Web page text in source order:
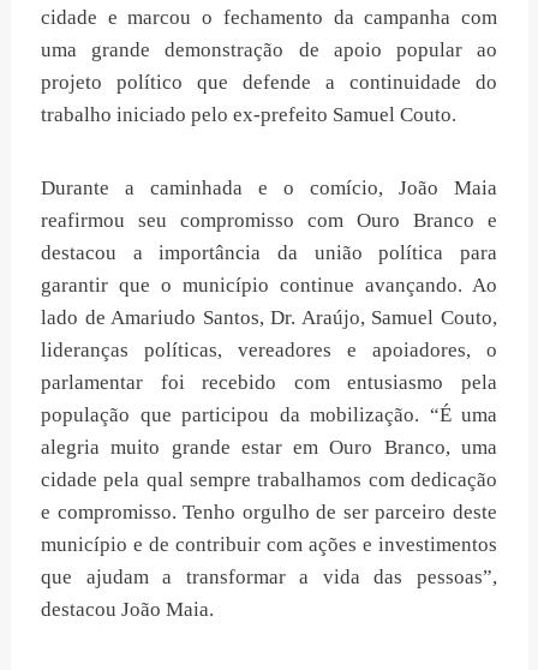
cidade e marcou o fechamento da campanha com
uma grande demonstração de apoio popular ao
projeto político que defende a continuidade do
trabalho iniciado pelo ex-prefeito Samuel Couto.
Durante a caminhada e o comício, João Maia
reafirmou seu compromisso com Ouro Branco e
destacou a importância da união política para
garantir que o município continue avançando. Ao
lado de Amariudo Santos, Dr. Araújo, Samuel Couto,
lideranças políticas, vereadores e apoiadores, o
parlamentar foi recebido com entusiasmo pela
população que participou da mobilização. “É uma
alegria muito grande estar em Ouro Branco, uma
cidade pela qual sempre trabalhamos com dedicação
e compromisso. Tenho orgulho de ser parceiro deste
município e de contribuir com ações e investimentos
que ajudam a transformar a vida das pessoas”,
destacou João Maia.